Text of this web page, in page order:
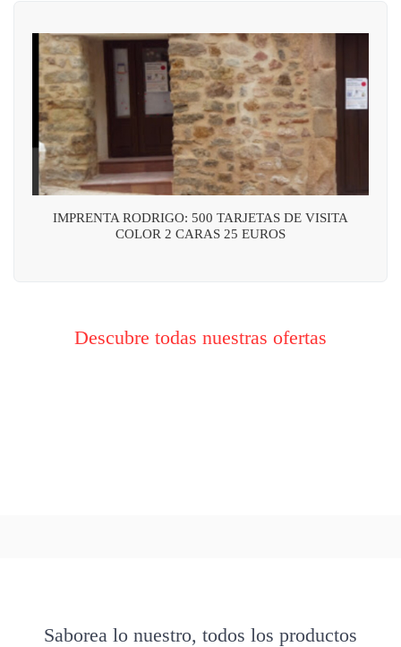
IMPRENTA RODRIGO: 500 TARJETAS DE VISITA
COLOR 2 CARAS 25 EUROS
Descubre todas nuestras ofertas
Saborea lo nuestro, todos los productos